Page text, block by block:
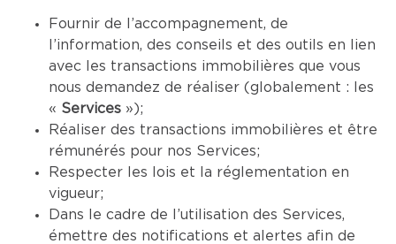
Fournir de l’accompagnement, de
l’information, des conseils et des outils en lien
avec les transactions immobilières que vous
nous demandez de réaliser (globalement : les
« Services »);
Réaliser des transactions immobilières et être
rémunérés pour nos Services;
Respecter les lois et la réglementation en
vigueur;
Dans le cadre de l’utilisation des Services,
émettre des notifications et alertes afin de